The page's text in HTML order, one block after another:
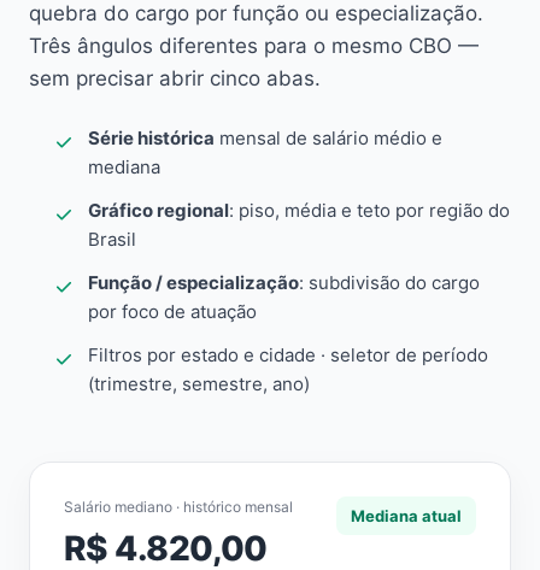
quebra do cargo por função ou especialização.
Três ângulos diferentes para o mesmo CBO —
sem precisar abrir cinco abas.
Série histórica mensal de salário médio e
mediana
Gráfico regional: piso, média e teto por região do
Brasil
Função / especialização: subdivisão do cargo
por foco de atuação
Filtros por estado e cidade · seletor de período
(trimestre, semestre, ano)
Salário mediano · histórico mensal
R$ 4.820,00
Mediana atual